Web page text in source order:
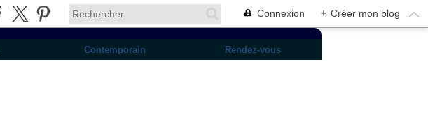
Connexion + Créer mon blog
Contemporain Rendez-vous